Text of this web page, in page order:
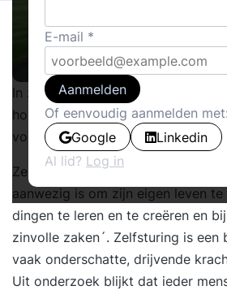
In zijn recent in het Nederlands
houdt Daniel Pink een warm
voor ´zelfsturing´ in organisaties.
Zelfsturing is ´de diepe wens die in
aanwezig is om zijn eigen leven te
dingen te leren en te creëren en
zinvolle zaken´. Zelfsturing is een
vaak onderschatte, drijvende
Uit onderzoek blijkt dat ieder
E-mail
Aanmelden
Of eenvoudig aanmelden met:
Google
Linkedin
Al lid? Log in